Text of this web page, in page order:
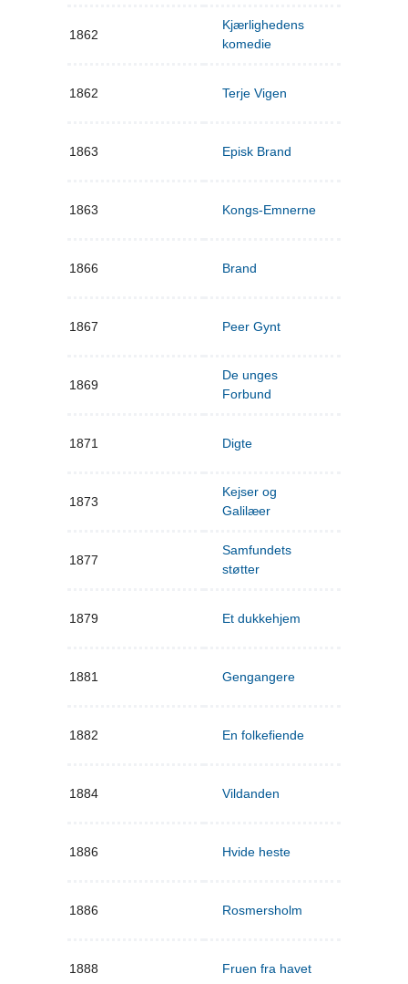
1862
Kjærlighedens
komedie
1862 Terje Vigen
1863 Episk Brand
1863 Kongs-Emnerne
1866 Brand
1867 Peer Gynt
1869
De unges
Forbund
1871 Digte
1873
Kejser og
Galilæer
1877
Samfundets
støtter
1879 Et dukkehjem
1881 Gengangere
1882 En folkefiende
1884 Vildanden
1886 Hvide heste
1886 Rosmersholm
1888 Fruen fra havet